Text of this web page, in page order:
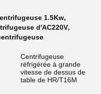
1.5Kw,
d'AC220V,
Centrifugeuse
réfrigérée à grande
vitesse de dessus de
table de HR/T16M